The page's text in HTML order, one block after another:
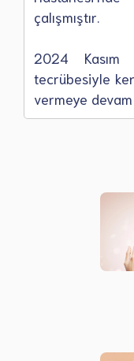
çalışmıştır.
2024 Kasım
tecrübesiyle
vermeye